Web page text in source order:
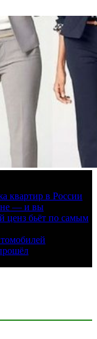
квартир в России
— и вы
ценз бьёт по самым